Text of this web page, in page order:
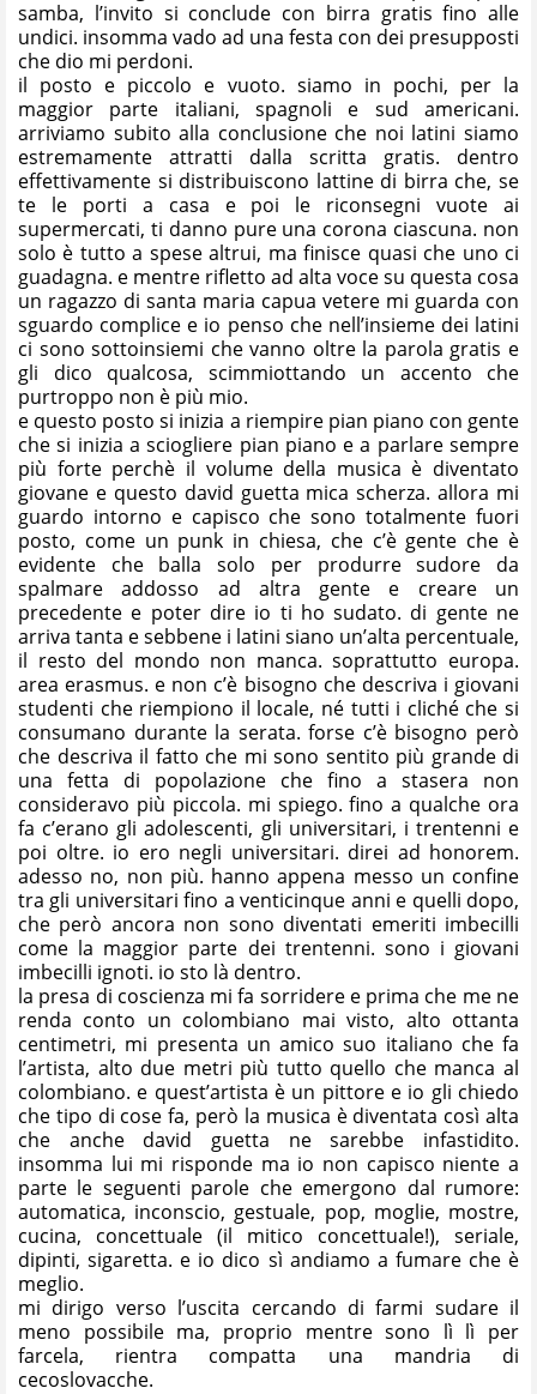
samba, l’invito si conclude con birra gratis fino alle
undici. insomma vado ad una festa con dei presupposti
che dio mi perdoni.
il posto e piccolo e vuoto. siamo in pochi, per la
maggior parte italiani, spagnoli e sud americani.
arriviamo subito alla conclusione che noi latini siamo
estremamente attratti dalla scritta gratis. dentro
effettivamente si distribuiscono lattine di birra che, se
te le porti a casa e poi le riconsegni vuote ai
supermercati, ti danno pure una corona ciascuna. non
solo è tutto a spese altrui, ma finisce quasi che uno ci
guadagna. e mentre rifletto ad alta voce su questa cosa
un ragazzo di santa maria capua vetere mi guarda con
sguardo complice e io penso che nell’insieme dei latini
ci sono sottoinsiemi che vanno oltre la parola gratis e
gli dico qualcosa, scimmiottando un accento che
purtroppo non è più mio.
e questo posto si inizia a riempire pian piano con gente
che si inizia a sciogliere pian piano e a parlare sempre
più forte perchè il volume della musica è diventato
giovane e questo david guetta mica scherza. allora mi
guardo intorno e capisco che sono totalmente fuori
posto, come un punk in chiesa, che c’è gente che è
evidente che balla solo per produrre sudore da
spalmare addosso ad altra gente e creare un
precedente e poter dire io ti ho sudato. di gente ne
arriva tanta e sebbene i latini siano un’alta percentuale,
il resto del mondo non manca. soprattutto europa.
area erasmus. e non c’è bisogno che descriva i giovani
studenti che riempiono il locale, né tutti i cliché che si
consumano durante la serata. forse c’è bisogno però
che descriva il fatto che mi sono sentito più grande di
una fetta di popolazione che fino a stasera non
consideravo più piccola. mi spiego. fino a qualche ora
fa c’erano gli adolescenti, gli universitari, i trentenni e
poi oltre. io ero negli universitari. direi ad honorem.
adesso no, non più. hanno appena messo un confine
tra gli universitari fino a venticinque anni e quelli dopo,
che però ancora non sono diventati emeriti imbecilli
come la maggior parte dei trentenni. sono i giovani
imbecilli ignoti. io sto là dentro.
la presa di coscienza mi fa sorridere e prima che me ne
renda conto un colombiano mai visto, alto ottanta
centimetri, mi presenta un amico suo italiano che fa
l’artista, alto due metri più tutto quello che manca al
colombiano. e quest’artista è un pittore e io gli chiedo
che tipo di cose fa, però la musica è diventata così alta
che anche david guetta ne sarebbe infastidito.
insomma lui mi risponde ma io non capisco niente a
parte le seguenti parole che emergono dal rumore:
automatica, inconscio, gestuale, pop, moglie, mostre,
cucina, concettuale (il mitico concettuale!), seriale,
dipinti, sigaretta. e io dico sì andiamo a fumare che è
meglio.
mi dirigo verso l’uscita cercando di farmi sudare il
meno possibile ma, proprio mentre sono lì lì per
farcela, rientra compatta una mandria di
cecoslovacche.